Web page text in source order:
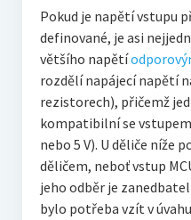
Pokud je napětí vstupu
definované, je asi
většího napětí
rozdělí napájecí napětí
rezistorech), přičemž
kompatibilní se vstupem
nebo 5 V). U děliče níže
děličem, neboť vstup
jeho odběr je
bylo potřeba vzít v